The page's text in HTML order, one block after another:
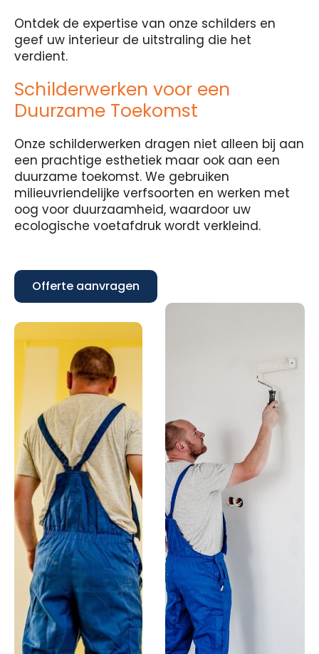
Ontdek de expertise van onze schilders en
geef uw interieur de uitstraling die het
verdient.
Schilderwerken voor een
Duurzame Toekomst
Onze schilderwerken dragen niet alleen bij aan
een prachtige esthetiek maar ook aan een
duurzame toekomst. We gebruiken
milieuvriendelijke verfsoorten en werken met
oog voor duurzaamheid, waardoor uw
ecologische voetafdruk wordt verkleind.
Offerte aanvragen